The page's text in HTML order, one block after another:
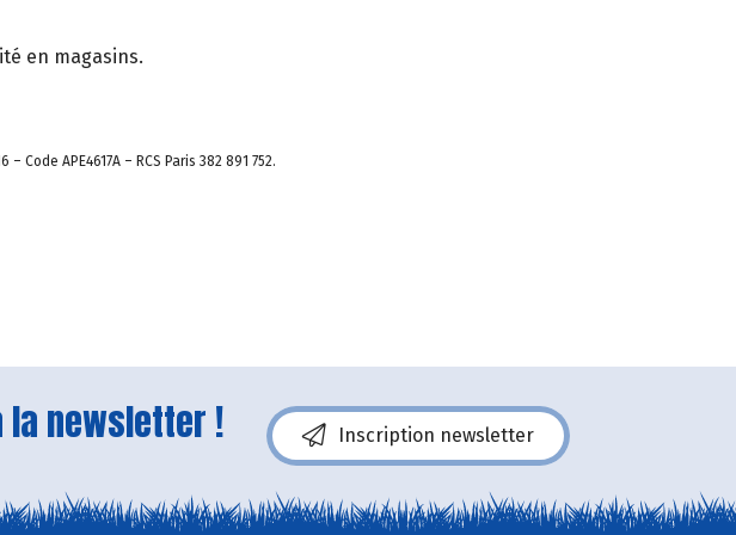
en magasins.
APE4617A – RCS Paris 382 891 752.
la newsletter ! Inscription newsletter